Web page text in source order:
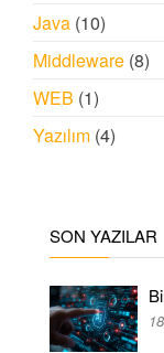
Java (10)
Middleware (8)
WEB (1)
Yazılım (4)
SON YAZILAR